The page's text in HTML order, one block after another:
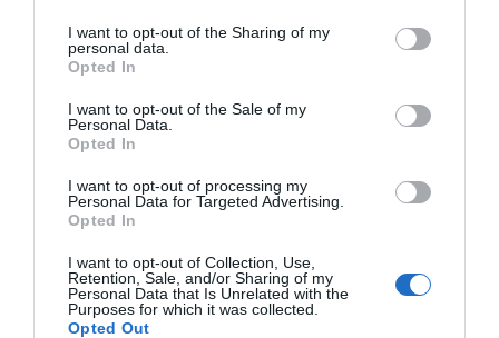
I want to opt-out of the Sharing of my
personal data.
Opted In
I want to opt-out of the Sale of my
Personal Data.
Opted In
I want to opt-out of processing my
Personal Data for Targeted Advertising.
Opted In
I want to opt-out of Collection, Use,
Retention, Sale, and/or Sharing of my
Personal Data that Is Unrelated with the
Purposes for which it was collected.
Opted Out